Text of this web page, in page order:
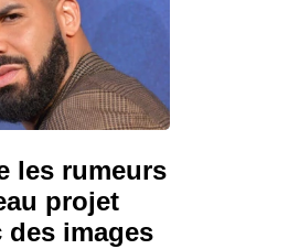
les rumeurs
projet
des images